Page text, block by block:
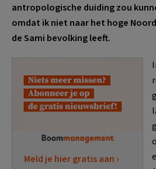
antropologische duiding zou
omdat ik niet naar het hoge
de Sami bevolking leeft.
Meld je hier gratis aan ›